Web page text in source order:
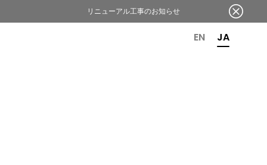
EN JA
リニューアル工事のお知らせ
OR 6TH ANNIVERSARY